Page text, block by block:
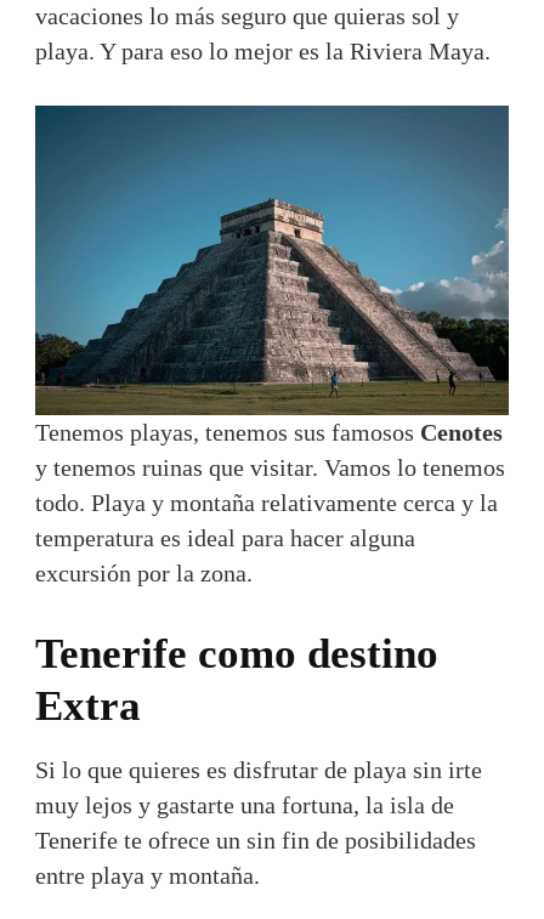
vacaciones lo más seguro que quieras sol y
playa. Y para eso lo mejor es la Riviera Maya.
Tenemos playas, tenemos sus famosos Cenotes
y tenemos ruinas que visitar. Vamos lo tenemos
todo. Playa y montaña relativamente cerca y la
temperatura es ideal para hacer alguna
excursión por la zona.
Tenerife como destino
Extra
Si lo que quieres es disfrutar de playa sin irte
muy lejos y gastarte una fortuna, la isla de
Tenerife te ofrece un sin fin de posibilidades
entre playa y montaña.